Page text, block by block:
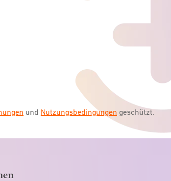
und Nutzungsbedingungen geschützt.